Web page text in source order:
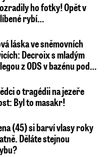
ho fotky! Opět v
rybí…
láska ve sněmovních
Decroix s mladým
z ODS v bazénu pod…
o tragédii na jezeře
Byl to masakr!
(45) si barví vlasy roky
Děláte stejnou